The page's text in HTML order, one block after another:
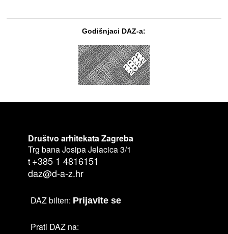
Godišnjaci DAZ-a:
Društvo arhitekata Zagreba
Trg bana Josipa Jelacica 3/1
t +385 1 4816151
daz@d-a-z.hr
DAZ bilten: Prijavite se
Prati DAZ na: